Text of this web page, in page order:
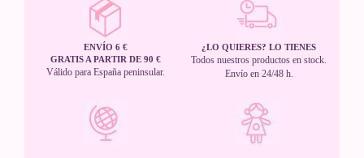
ENVÍO 6 €
GRATIS A PARTIR DE 90 €
Válido para España peninsular.
¿LO QUIERES? LO TIENES
Todos nuestros productos en stock.
Envío en 24/48 h.